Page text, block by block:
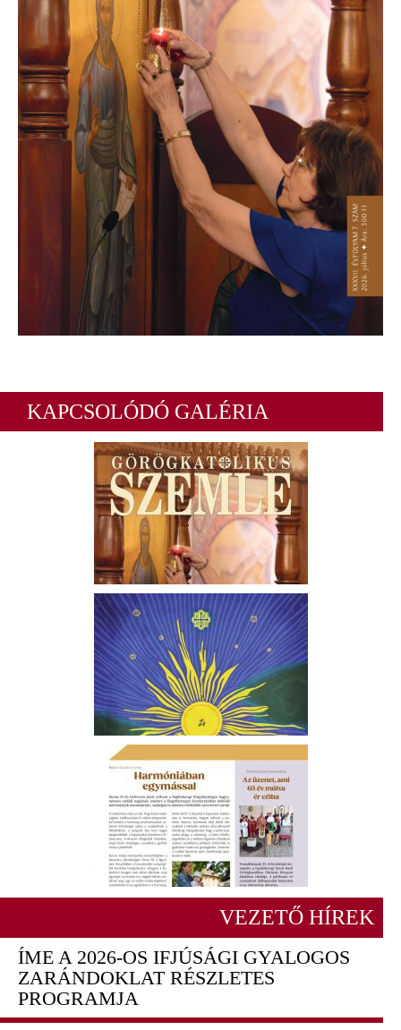
KAPCSOLÓDÓ GALÉRIA
VEZETŐ HÍREK
ÍME A 2026-OS IFJÚSÁGI GYALOGOS
ZARÁNDOKLAT RÉSZLETES
PROGRAMJA